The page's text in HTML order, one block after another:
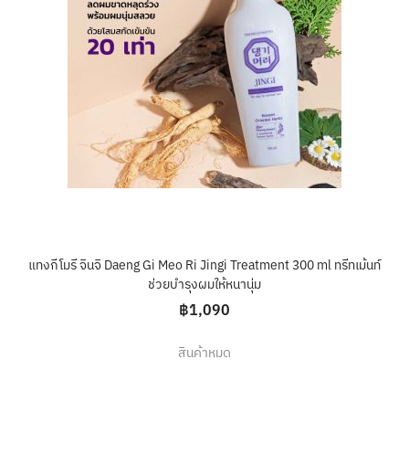
แทงกีโมรี จินจิ Daeng Gi Meo Ri Jingi Treatment 300 ml ทรีทเม้นท์
ช่วยบำรุงผมให้หนานุ่ม
฿1,090
สินค้าหมด